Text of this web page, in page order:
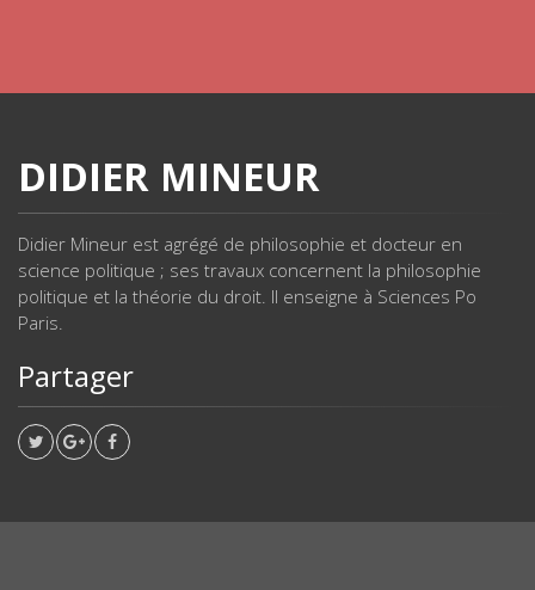
DIDIER MINEUR
Didier Mineur est agrégé de philosophie et docteur en
science politique ; ses travaux concernent la philosophie
politique et la théorie du droit. Il enseigne à Sciences Po
Paris.
Partager